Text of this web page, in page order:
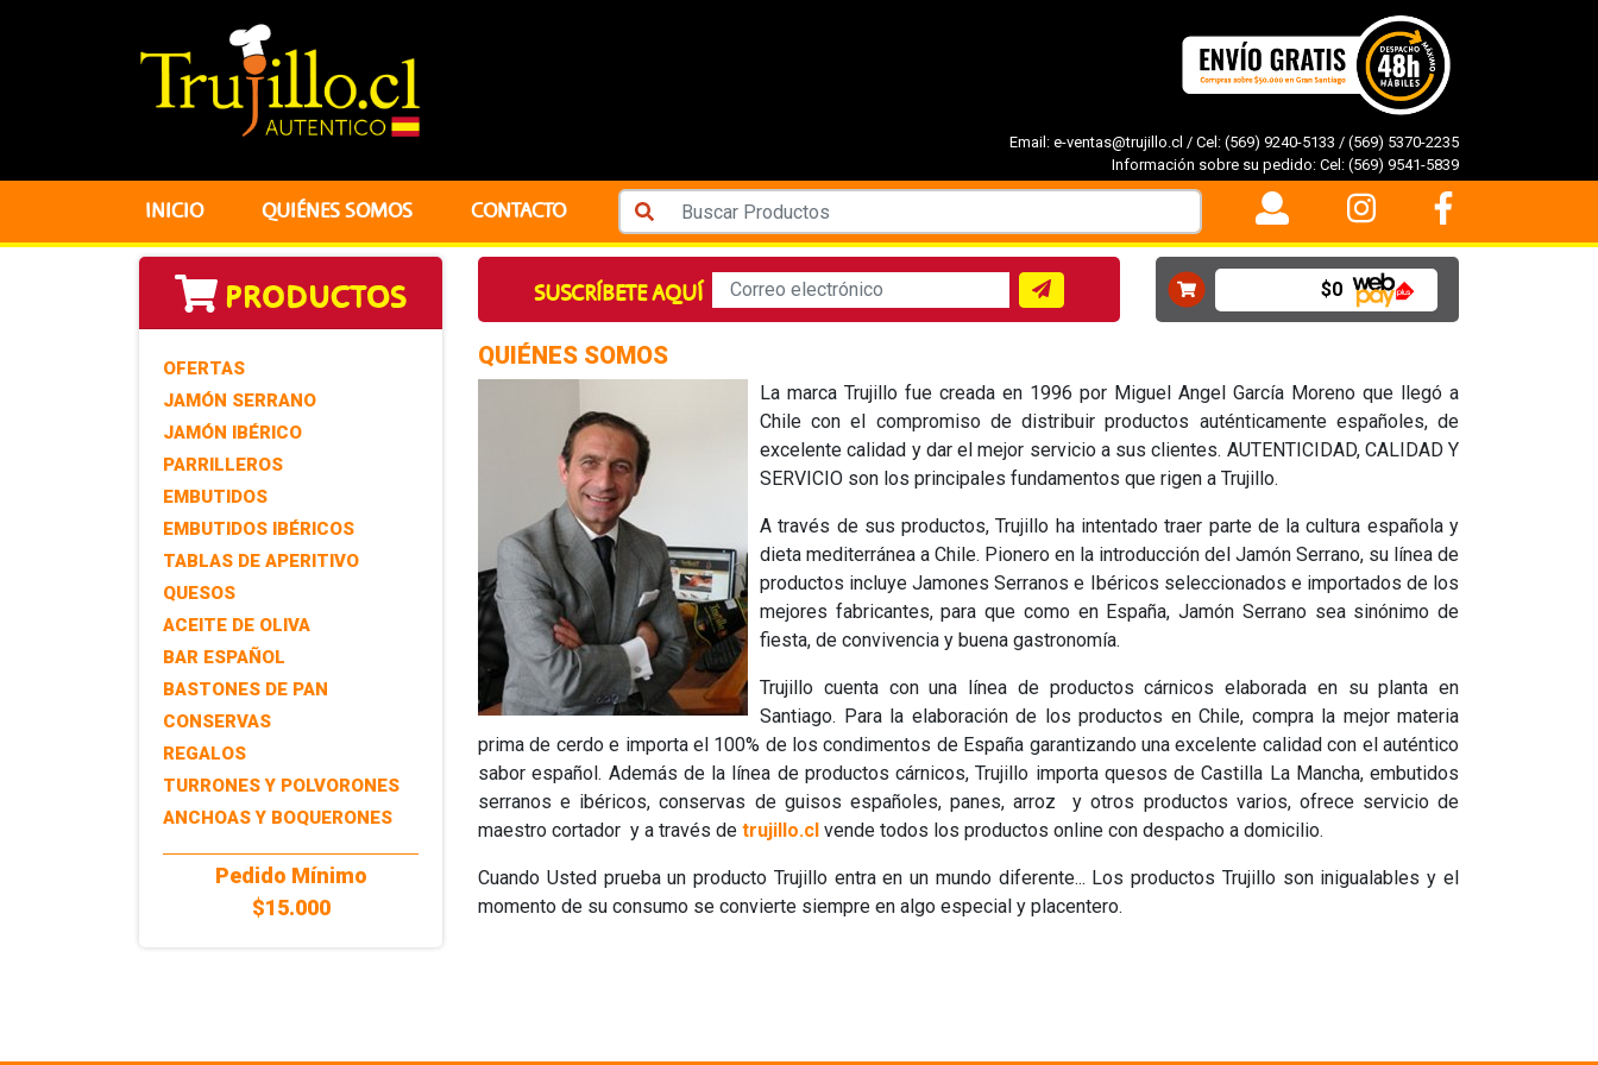
Email: e-ventas@trujillo.cl / Cel: (569) 9240-5133 / (569) 5370-2235
Información sobre su pedido: Cel: (569) 9541-5839
INICIO QUIÉNES SOMOS CONTACTO
PRODUCTOS
OFERTAS
JAMÓN SERRANO
JAMÓN IBÉRICO
PARRILLEROS
EMBUTIDOS
EMBUTIDOS IBÉRICOS
TABLAS DE APERITIVO
QUESOS
ACEITE DE OLIVA
BAR ESPAÑOL
BASTONES DE PAN
CONSERVAS
REGALOS
TURRONES Y POLVORONES
ANCHOAS Y BOQUERONES
Pedido Mínimo
$15.000
SUSCRÍBETE AQUÍ $0
QUIÉNES SOMOS
La marca Trujillo fue creada en 1996 por Miguel Angel García Moreno que llegó a
Chile con el compromiso de distribuir productos auténticamente españoles, de
excelente calidad y dar el mejor servicio a sus clientes. AUTENTICIDAD, CALIDAD Y
SERVICIO son los principales fundamentos que rigen a Trujillo.
A través de sus productos, Trujillo ha intentado traer parte de la cultura española y
dieta mediterránea a Chile. Pionero en la introducción del Jamón Serrano, su línea de
productos incluye Jamones Serranos e Ibéricos seleccionados e importados de los
mejores fabricantes, para que como en España, Jamón Serrano sea sinónimo de
fiesta, de convivencia y buena gastronomía.
Trujillo cuenta con una línea de productos cárnicos elaborada en su planta en
Santiago. Para la elaboración de los productos en Chile, compra la mejor materia
prima de cerdo e importa el 100% de los condimentos de España garantizando una excelente calidad con el auténtico
sabor español. Además de la línea de productos cárnicos, Trujillo importa quesos de Castilla La Mancha, embutidos
serranos e ibéricos, conservas de guisos españoles, panes, arroz y otros productos varios, ofrece servicio de
maestro cortador y a través de trujillo.cl vende todos los productos online con despacho a domicilio.
Cuando Usted prueba un producto Trujillo entra en un mundo diferente... Los productos Trujillo son inigualables y el
momento de su consumo se convierte siempre en algo especial y placentero.